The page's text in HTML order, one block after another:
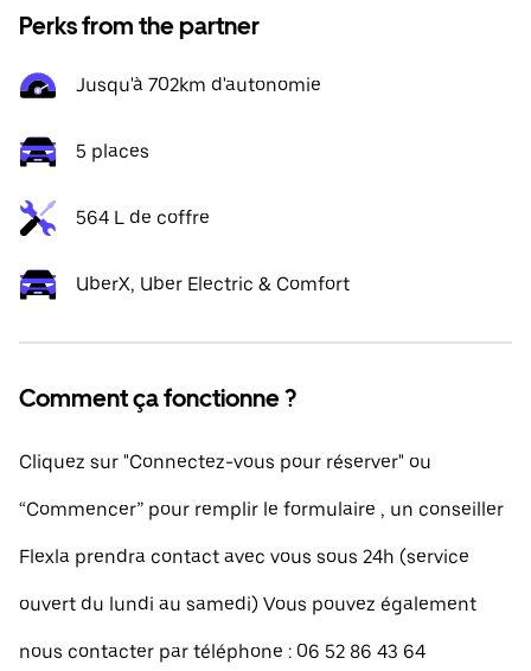
Perks from the partner
Jusqu'à 702km d'autonomie
5 places
564 L de coffre
UberX, Uber Electric & Comfort
Comment ça fonctionne ?
Cliquez sur "Connectez-vous pour réserver" ou
“Commencer” pour remplir le formulaire , un conseiller
Flexla prendra contact avec vous sous 24h (service
ouvert du lundi au samedi) Vous pouvez également
nous contacter par téléphone : 06 52 86 43 64